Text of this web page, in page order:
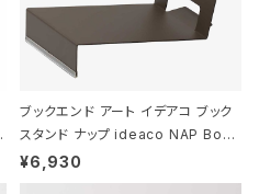
ブックエンド アート イデアコ ブック
スタンド ナップ ideaco NAP Book
stand ブラウン
¥6,930